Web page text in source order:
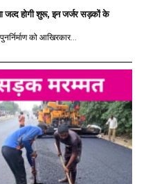
जल्द होगी शुरू, इन जर्जर सड़कों के
को आखिरकार...